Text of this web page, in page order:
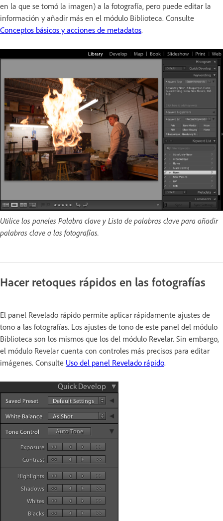
en la que se tomó la imagen) a la fotografía, pero puede editar la
información y añadir más en el módulo Biblioteca. Consulte
Conceptos básicos y acciones de metadatos.
Utilice los paneles Palabra clave y Lista de palabras clave para añadir
palabras clave a las fotografías.
Hacer retoques rápidos en las fotografías
El panel Revelado rápido permite aplicar rápidamente ajustes de
tono a las fotografías. Los ajustes de tono de este panel del módulo
Biblioteca son los mismos que los del módulo Revelar. Sin embargo,
el módulo Revelar cuenta con controles más precisos para editar
imágenes. Consulte Uso del panel Revelado rápido.